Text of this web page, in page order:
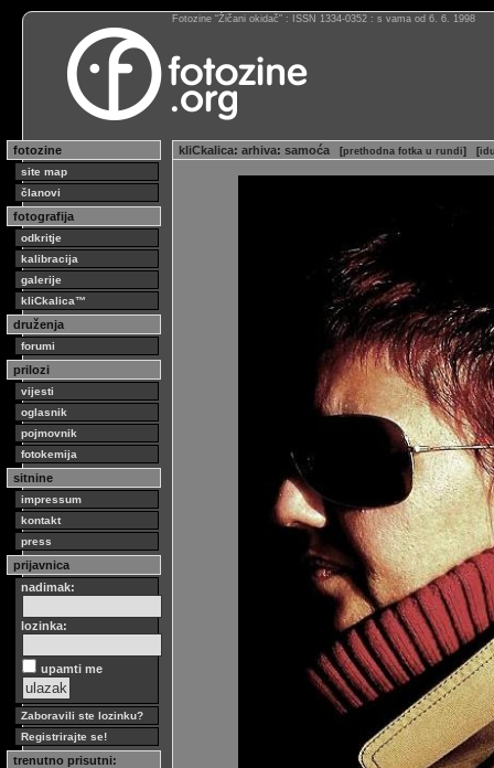
Fotozine “Žičani okidač” : ISSN 1334-0352 : s vama od 6. 6. 1998
fotozine
site map
članovi
fotografija
odkritje
kalibracija
galerije
kliCkalica™
druženja
forumi
prilozi
vijesti
oglasnik
pojmovnik
fotokemija
sitnine
impressum
kontakt
press
prijavnica
nadimak:
lozinka:
upamti me
Zaboravili ste lozinku?
Registrirajte se!
trenutno prisutni:
kliCkalica: arhiva: samoća [prethodna fotka u rundi] [